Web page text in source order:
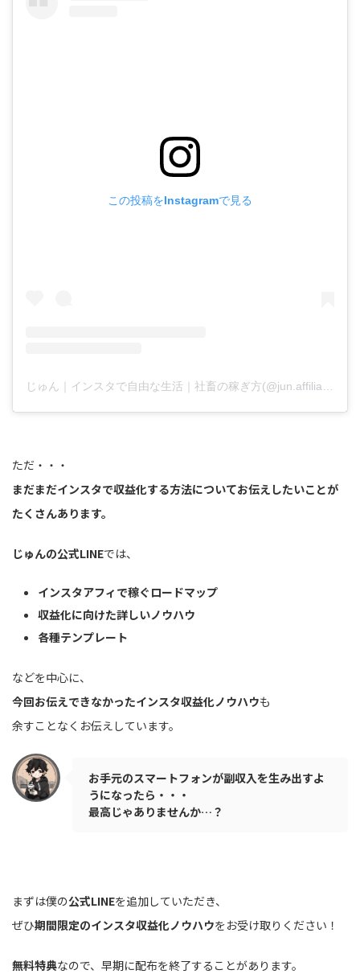
この投稿をInstagramで見る
ただ・・・
まだまだインスタで収益化する方法についてお伝えしたいことが
たくさんあります。
じゅんの公式LINEでは、
インスタアフィで稼ぐロードマップ
収益化に向けた詳しいノウハウ
各種テンプレート
などを中心に、
今回お伝えできなかったインスタ収益化ノウハウも
余すことなくお伝えしています。
お手元のスマートフォンが副収入を生み出すよ
うになったら・・・
最高じゃありませんか…？
まずは僕の公式LINEを追加していただき、
ぜひ期間限定のインスタ収益化ノウハウをお受け取りください！
無料特典なので、早期に配布を終了することがあります。